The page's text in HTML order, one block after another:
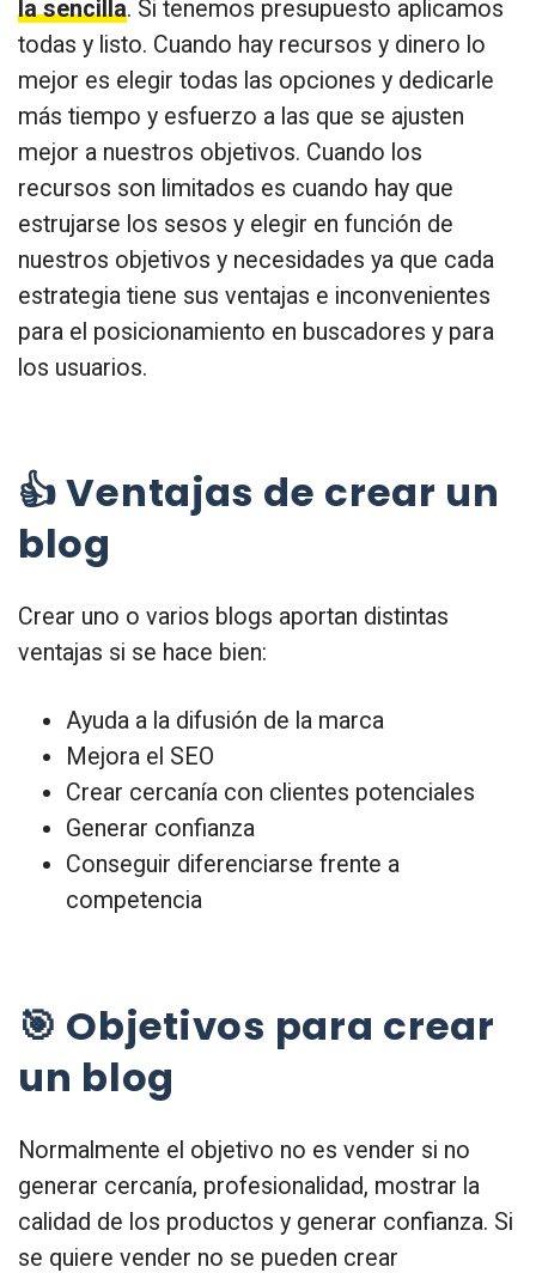
la sencilla. Si tenemos presupuesto aplicamos
todas y listo. Cuando hay recursos y dinero lo
mejor es elegir todas las opciones y dedicarle
más tiempo y esfuerzo a las que se ajusten
mejor a nuestros objetivos. Cuando los
recursos son limitados es cuando hay que
estrujarse los sesos y elegir en función de
nuestros objetivos y necesidades ya que cada
estrategia tiene sus ventajas e inconvenientes
para el posicionamiento en buscadores y para
los usuarios.
👍 Ventajas de crear un
blog
Crear uno o varios blogs aportan distintas
ventajas si se hace bien:
Ayuda a la difusión de la marca
Mejora el SEO
Crear cercanía con clientes potenciales
Generar confianza
Conseguir diferenciarse frente a
competencia
🎯 Objetivos para crear
un blog
Normalmente el objetivo no es vender si no
generar cercanía, profesionalidad, mostrar la
calidad de los productos y generar confianza. Si
se quiere vender no se pueden crear